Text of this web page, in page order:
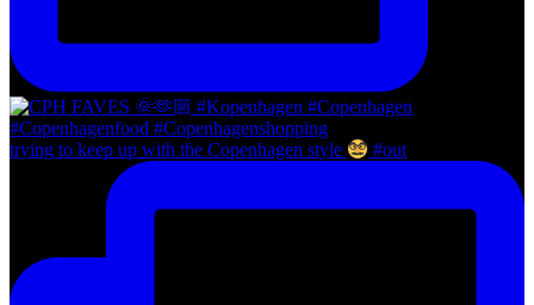
trying to keep up with the Copenhagen style #out